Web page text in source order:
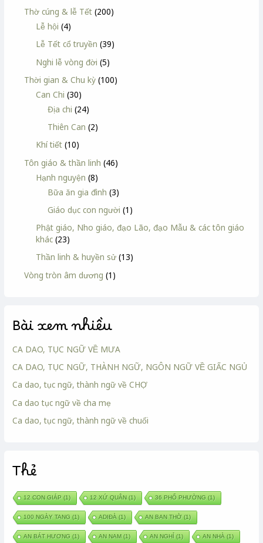
Thờ cúng & lễ Tết (200)
Lễ hội (4)
Lễ Tết cổ truyền (39)
Nghi lễ vòng đời (5)
Thời gian & Chu kỳ (100)
Can Chi (30)
Địa chi (24)
Thiên Can (2)
Khí tiết (10)
Tôn giáo & thần linh (46)
Hạnh nguyện (8)
Bữa ăn gia đình (3)
Giáo dục con người (1)
Phật giáo, Nho giáo, đạo Lão, đạo Mẫu & các tôn giáo
khác (23)
Thần linh & huyền sử (13)
Vòng tròn âm dương (1)
Bài xem nhiều
CA DAO, TỤC NGỮ VỀ MƯA
CA DAO, TỤC NGỮ, THÀNH NGỮ, NGÔN NGỮ VỀ GIẤC NGỦ
Ca dao, tục ngữ, thành ngữ về CHỢ
Ca dao tục ngữ về cha mẹ
Ca dao, tục ngữ, thành ngữ về chuối
Thẻ
12 CON GIÁP (1) 12 XỨ QUÂN (1) 36 PHỐ PHƯỜNG (1)
100 NGÀY TANG (1) ADIĐÀ (1) AN BAN THỜ(1)
AN BÁT HƯƠNG (1) AN NAM(1) AN NGHỈ (1) AN NHÀ (1)